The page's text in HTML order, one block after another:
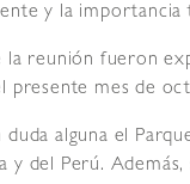
y la importancia
la reunión fueron
presente mes de
duda alguna el
y del Perú.